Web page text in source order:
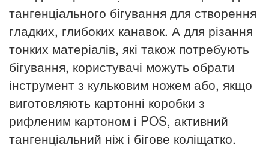
тангенціального бігування для створення
гладких, глибоких канавок. А для різання
тонких матеріалів, які також потребують
бігування, користувачі можуть обрати
інструмент з кульковим ножем або, якщо
виготовляють картонні коробки з
рифленим картоном і POS, активний
тангенціальний ніж і бігове коліщатко.